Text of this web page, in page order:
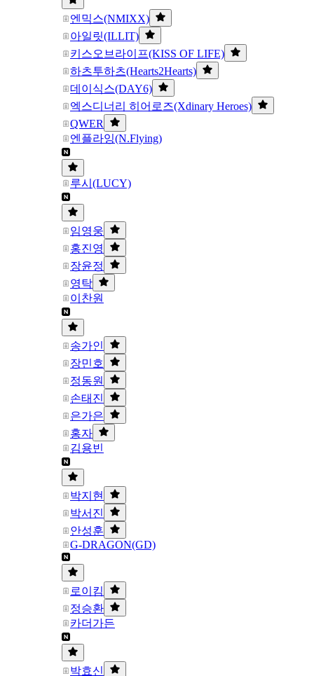
엔믹스(NMIXX)
아일릿(ILLIT)
키스오브라이프(KISS OF LIFE)
하츠투하츠(Hearts2Hearts)
데이식스(DAY6)
엑스디너리 히어로즈(Xdinary Heroes)
QWER
엔플라잉(N.Flying)
루시(LUCY)
임영웅
홍진영
장윤정
영탁
이찬원
송가인
장민호
정동원
손태진
은가은
홍자
김용빈
박지현
박서진
안성훈
G-DRAGON(GD)
로이킴
정승환
카더가든
박효신